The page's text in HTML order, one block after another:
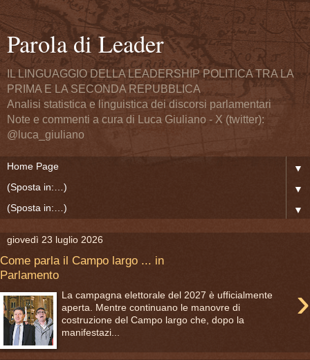
Parola di Leader
IL LINGUAGGIO DELLA LEADERSHIP POLITICA TRA LA
PRIMA E LA SECONDA REPUBBLICA
Analisi statistica e linguistica dei discorsi parlamentari
Note e commenti a cura di Luca Giuliano - X (twitter):
@luca_giuliano
▼
▼
▼
giovedì 23 luglio 2026
Come parla il Campo largo ... in
Parlamento
›
La campagna elettorale del 2027 è ufficialmente
aperta. Mentre continuano le manovre di
costruzione del Campo largo che, dopo la
manifestazi...